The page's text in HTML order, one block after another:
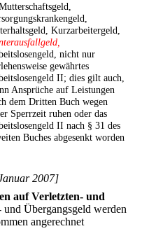
Kurzarbeitergeld,
nicht nur
gewährtes
II; dies gilt auch,
Ansprüche auf Leistungen
dem Dritten Buch wegen
Sperrzeit ruhen oder das
II nach § 31 des
Buches abgesenkt worden
2007]
auf Verletzten- und
und Übergangsgeld werden
angerechnet